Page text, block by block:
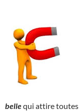
bellequi attire toutes